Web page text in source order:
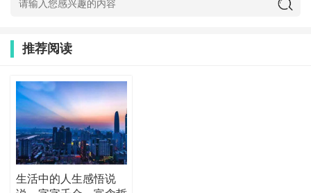
推荐阅读
生活中的人生感悟说